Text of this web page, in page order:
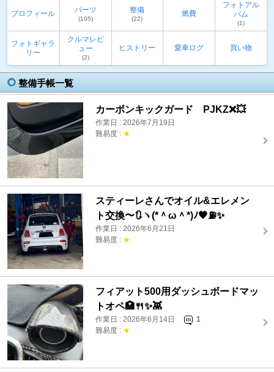
プロフィール パーツ
(105)
整備
(22)
燃費
フォトアル
バム
(1)
フォトギャラ
リー
クルマレビ
ュー
(2)
ヒストリー 愛車ログ 買い物
整備手帳一覧
カーボンキックガード PJKZ❌💥
作業日 : 2026年7月19日
難易度 : ★
スティーレさんでオイル&エレメン
ト交換〜🔃ヽ(*＾ω＾*)ﾉ🖤⛽️✨
作業日 : 2026年6月21日
難易度 : ★
フィアット500用ダッシュボードマッ
トオペ🏥🍴✨👾
作業日 : 2026年6月14日
1
難易度 : ★